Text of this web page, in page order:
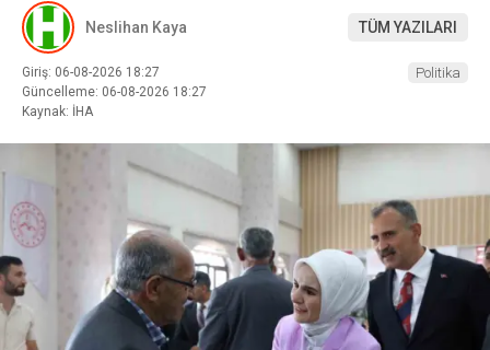
Neslihan Kaya TÜM YAZILARI
Giriş: 06-08-2026 18:27
Güncelleme: 06-08-2026 18:27
Kaynak: İHA
Politika